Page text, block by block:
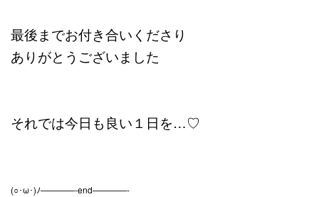
最後までお付き合いくださり
ありがとうございました
それでは今日も良い１日を…♡
(○･ω･)ﾉ————-end————-